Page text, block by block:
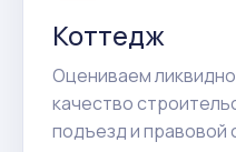
Коттедж
Оцениваем
качество
подъезд и правовой